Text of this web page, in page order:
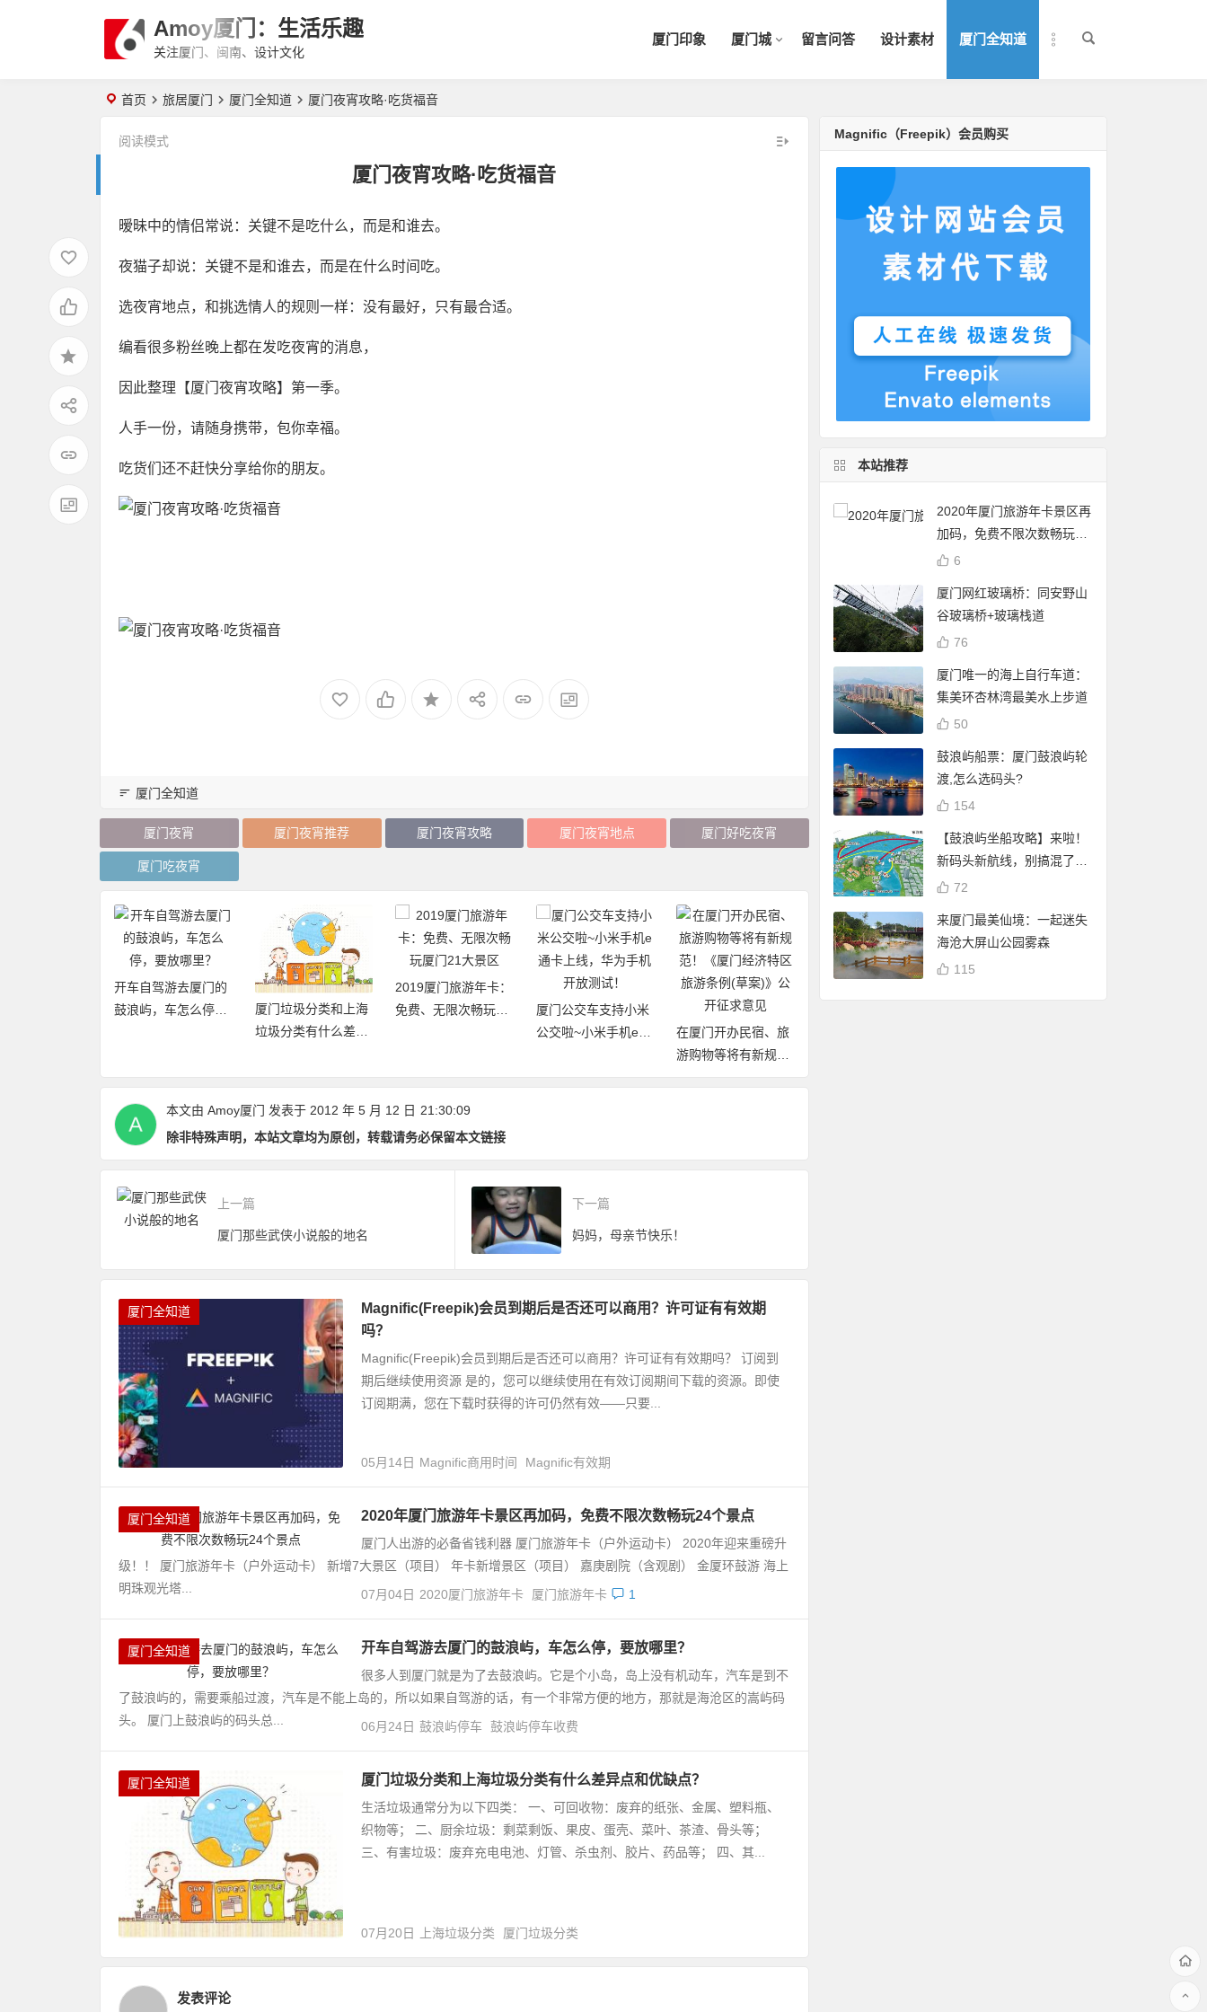
Amoy厦门：生活乐趣
关注厦门、闽南、设计文化
厦门印象 厦门城 留言问答 设计素材 厦门全知道
首页 旅居厦门 厦门全知道 厦门夜宵攻略·吃货福音
厦门夜宵攻略·吃货福音
阅读模式
暧昧中的情侣常说：关键不是吃什么，而是和谁去。
夜猫子却说：关键不是和谁去，而是在什么时间吃。
选夜宵地点，和挑选情人的规则一样：没有最好，只有最合适。
编看很多粉丝晚上都在发吃夜宵的消息，
因此整理【厦门夜宵攻略】第一季。
人手一份，请随身携带，包你幸福。
吃货们还不赶快分享给你的朋友。
厦门全知道
厦门夜宵 厦门夜宵推荐 厦门夜宵攻略 厦门夜宵地点 厦门好吃夜宵
厦门吃夜宵
厦门垃圾分类和上海
2019厦门旅游年卡：
免费、无限次畅玩厦
门21大景区
厦门公交车支持小米
放测试！
在厦门开办民宿、旅
范！《厦门经济特区
厦门白鹭分：免费借
阅厦门市图书馆（含
17个分馆）图书
本文由 Amoy厦门 发表于 2012 年 5 月 12 日 21:30:09
除非特殊声明，本站文章均为原创，转载请务必保留本文链接
上一篇
厦门那些武侠小说般的地名
下一篇
妈妈，母亲节快乐！
厦门全知道
Magnific(Freepik)会员到期后是否还可以商用？许可证有有效期
吗？
Magnific(Freepik)会员到期后是否还可以商用？许可证有有效期吗？ 订阅到
期后继续使用资源 是的，您可以继续使用在有效订阅期间下载的资源。即使
订阅期满，您在下载时获得的许可仍然有效——只要...
05月14日 Magnific商用时间 Magnific有效期
厦门全知道 2020年厦门旅游年卡景区再加码，免费不限次数畅玩24个景点
厦门人出游的必备省钱利器 厦门旅游年卡（户外运动卡） 2020年迎来重磅升
级！！ 厦门旅游年卡（户外运动卡） 新增7大景区（项目） 年卡新增景区（项目） 嘉庚剧院（含观剧） 金厦环鼓游 海上
明珠观光塔...
07月04日 2020厦门旅游年卡 厦门旅游年卡 1
厦门全知道 开车自驾游去厦门的鼓浪屿，车怎么停，要放哪里？
很多人到厦门就是为了去鼓浪屿。它是个小岛，岛上没有机动车，汽车是到不
了鼓浪屿的，需要乘船过渡，汽车是不能上岛的，所以如果自驾游的话，有一个非常方便的地方，那就是海沧区的嵩屿码
头。 厦门上鼓浪屿的码头总...
06月24日 鼓浪屿停车 鼓浪屿停车收费
厦门全知道 厦门垃圾分类和上海垃圾分类有什么差异点和优缺点？
生活垃圾通常分为以下四类： 一、可回收物：废弃的纸张、金属、塑料瓶、
织物等； 二、厨余垃圾：剩菜剩饭、果皮、蛋壳、菜叶、茶渣、骨头等；
三、有害垃圾：废弃充电电池、灯管、杀虫剂、胶片、药品等； 四、其...
07月20日 上海垃圾分类 厦门垃圾分类
发表评论
Magnific（Freepik）会员购买
本站推荐
2020年厦门旅游年卡景区再
加码，免费不限次数畅玩24
个景点
6
厦门网红玻璃桥：同安野山
谷玻璃桥+玻璃栈道
76
厦门唯一的海上自行车道：
集美环杏林湾最美水上步道
50
鼓浪屿船票：厦门鼓浪屿轮
渡,怎么选码头?
154
【鼓浪屿坐船攻略】来啦！
新码头新航线，别搞混了
哦！72
来厦门最美仙境：一起迷失
海沧大屏山公园雾森
115